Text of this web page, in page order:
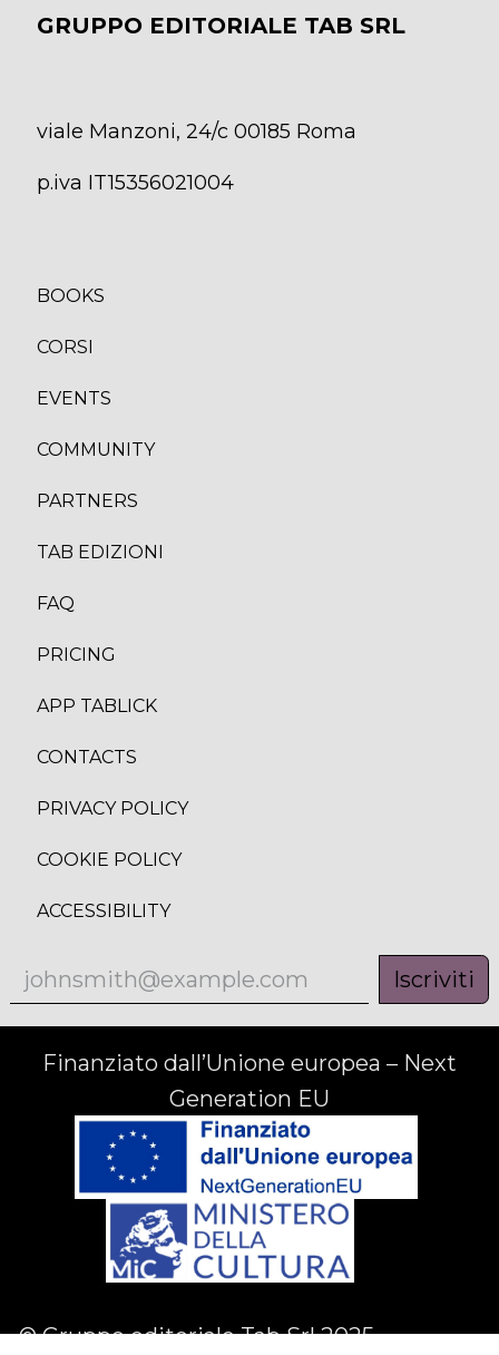
GRUPPO EDITORIALE TAB SRL
viale Manzoni, 24/c 00185 Roma
p.iva IT15356021004
BOOKS
CORSI
EVENTS
COMMUNITY
PARTNERS
TAB EDIZION
FAQ
PRICING
APP TABLICK
CONTACTS
PRIVACY POLICY
COOKIE POLICY
ACCESSIBILITY
Iscriviti
Finanziato dall’Unione europea – Next
Generation EU
© Gruppo editoriale Tab Srl 2025